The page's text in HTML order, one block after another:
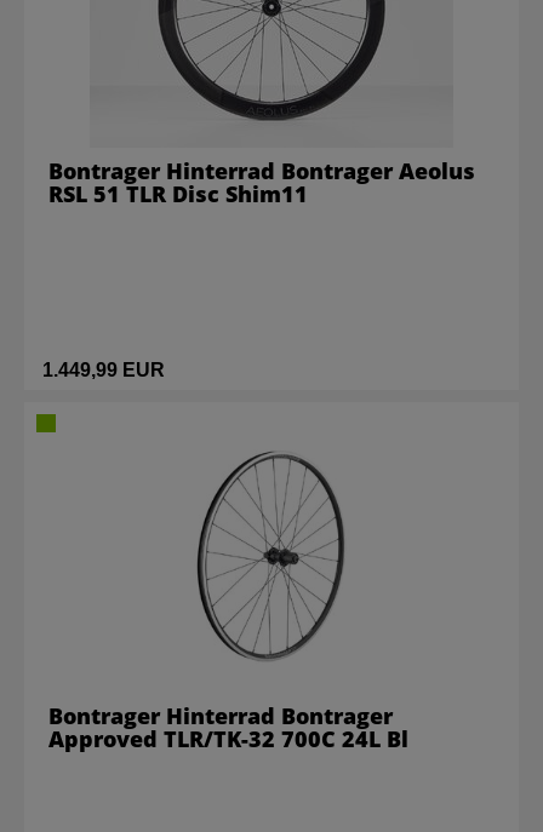
1.449,99 EUR
Bontrager Hinterrad Bontrager Aeolus
RSL 51 TLR Disc Shim11
Bontrager Hinterrad Bontrager
Approved TLR/TK-32 700C 24L Bl